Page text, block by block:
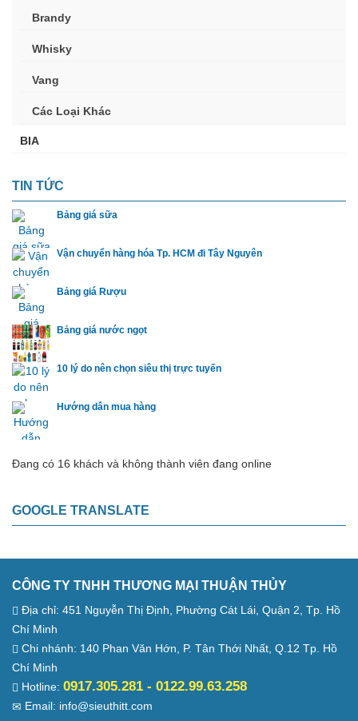
Brandy
Whisky
Vang
Các Loại Khác
BIA
TIN TỨC
Bảng giá sữa
Vận chuyển hàng hóa Tp. HCM đi Tây Nguyên
Bảng giá Rượu
Bảng giá nước ngọt
10 lý do nên chọn siêu thị trực tuyến
Hướng dẫn mua hàng
Đang có 16 khách và không thành viên đang online
GOOGLE TRANSLATE
CÔNG TY TNHH THƯƠNG MẠI THUẬN THỦY
Địa chỉ: 451 Nguyễn Thị Định, Phường Cát Lái, Quận 2, Tp. Hồ
Chí Minh
Chi nhánh: 140 Phan Văn Hớn, P. Tân Thới Nhất, Q.12 Tp. Hồ
Chí Minh
Hotline: 0917.305.281 - 0122.99.63.258
Email: info@sieuthitt.com